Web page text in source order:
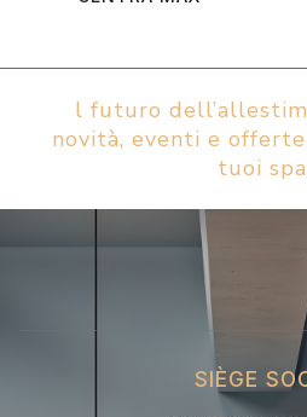
l futuro
novità, eventi e
tuoi
SIÈGE